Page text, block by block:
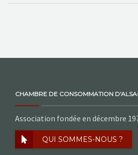
CHAMBRE DE CONSOMMATION
Association fondée en décembre
QUI SOMMES-NOUS ?